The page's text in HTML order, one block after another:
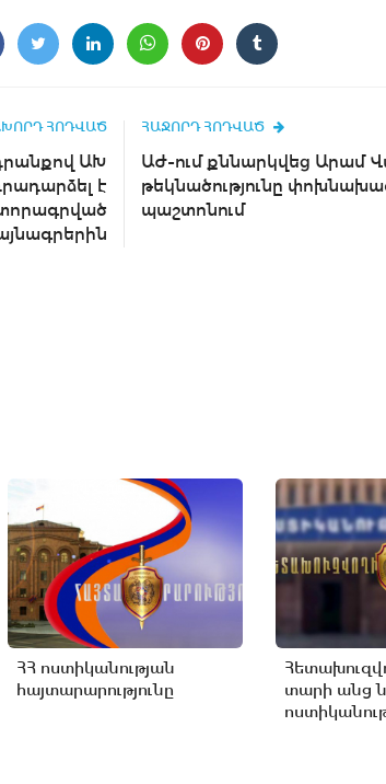
ՀՈԴՎԱԾ
ԱԽ
է
ՀԱՋՈՐԴ ՀՈԴՎԱԾ
ԱԺ-ում քննարկվեց Արամ
թեկնածությունը
պաշտոնում
ՀՀ ոստիկանության
հայտարարությունը
տարի անց